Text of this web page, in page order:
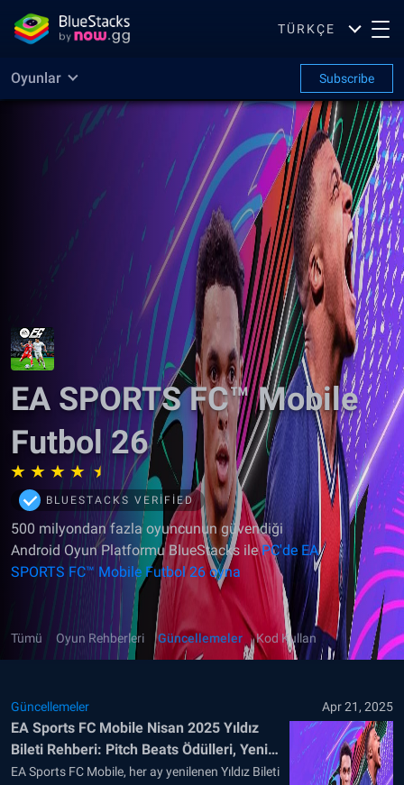
TÜRKÇE
Oyunlar Subscribe
EA SPORTS FC™ Mobile
Futbol 26
BLUESTACKS VERIFIED
500 milyondan fazla oyuncunun güvendiği
Android Oyun Platformu BlueStacks ilePC'de EA
SPORTS FC™ Mobile Futbol 26 oyna
Tümü Oyun Rehberleri Güncellemeler Kod Kullan
Güncellemeler Apr 21, 2025
EA Sports FC Mobile Nisan 2025 Yıldız
Bileti Rehberi: Pitch Beats Ödülleri, Yeni
Futbolcular ve İpuçları
EA Sports FC Mobile, her ay yenilenen Yıldız Bileti